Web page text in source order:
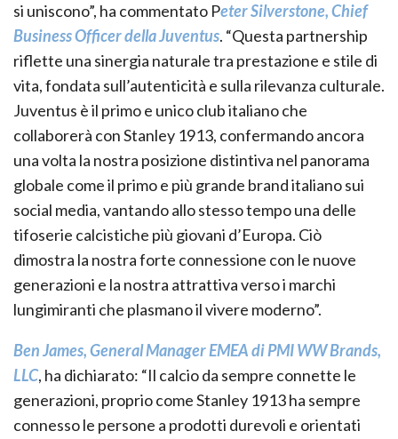
si uniscono”, ha commentato Peter Silverstone, Chief
Business Officer della Juventus. “Questa partnership
riflette una sinergia naturale tra prestazione e stile di
vita, fondata sull’autenticità e sulla rilevanza culturale.
Juventus è il primo e unico club italiano che
collaborerà con Stanley 1913, confermando ancora
una volta la nostra posizione distintiva nel panorama
globale come il primo e più grande brand italiano sui
social media, vantando allo stesso tempo una delle
tifoserie calcistiche più giovani d’Europa. Ciò
dimostra la nostra forte connessione con le nuove
generazioni e la nostra attrattiva verso i marchi
lungimiranti che plasmano il vivere moderno”.
Ben James, General Manager EMEA di PMI WW Brands,
LLC, ha dichiarato: “Il calcio da sempre connette le
generazioni, proprio come Stanley 1913 ha sempre
connesso le persone a prodotti durevoli e orientati